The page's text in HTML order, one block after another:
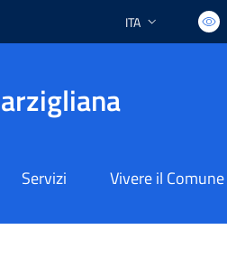
Lingua attiva:
ITA
Servizi Vivere il Comune